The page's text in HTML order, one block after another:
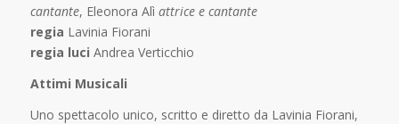
cantante, Eleonora Alì attrice e cantante
regia Lavinia Fiorani
regia luci Andrea Verticchio
Attimi Musicali
Uno spettacolo unico, scritto e diretto da Lavinia Fiorani,